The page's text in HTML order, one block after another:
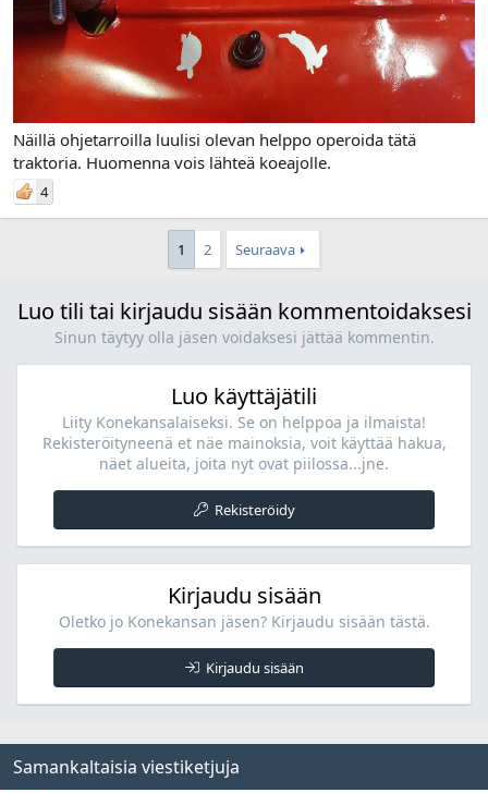
Näillä ohjetarroilla luulisi olevan helppo operoida tätä
traktoria. Huomenna vois lähteä koeajolle.
4
1 2 Seuraava
Luo tili tai kirjaudu sisään kommentoidaksesi
Sinun täytyy olla jäsen voidaksesi jättää kommentin.
Luo käyttäjätili
Liity Konekansalaiseksi. Se on helppoa ja ilmaista!
Rekisteröityneenä et näe mainoksia, voit käyttää hakua,
näet alueita, joita nyt ovat piilossa...jne.
Rekisteröidy
Kirjaudu sisään
Oletko jo Konekansan jäsen? Kirjaudu sisään tästä.
Kirjaudu sisään
Samankaltaisia viestiketjuja